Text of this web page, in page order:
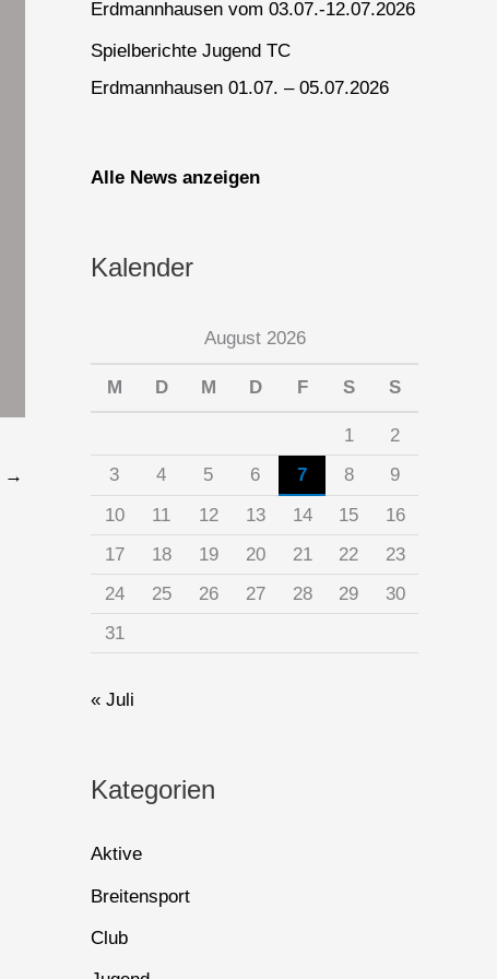
→
Erdmannhausen vom 03.07.-12.07.2026
Spielberichte Jugend TC
Erdmannhausen 01.07. – 05.07.2026
Alle News anzeigen
Kalender
August 2026
M D M D F S S
1
2
3
4 5 6 7 8
9
10
11 12 13 14 15
16
17
18 19 20 21 22
23
24
25 26 27 28 29
30
31
« Juli
Kategorien
Aktive
Breitensport
Club